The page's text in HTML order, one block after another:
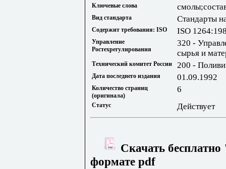
Ключевые слова
Вид стандарта Стандарты
Содержит требования: ISO ISO
Управление
Ростехрегулирования
320 -
сырья и
Технический комитет России 200 -
Дата последнего издания 01.09.1992
Количество страниц
(оригинала)
6
Статус Действует
Скачать
формате pdf